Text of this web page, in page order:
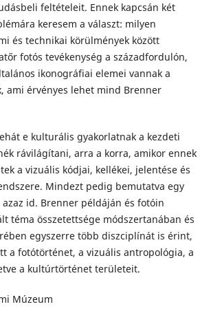
feltételeit. Ennek kapcsán két
keresem a választ: milyen
és technikai körülmények között
fotós tevékenység a századfordulón,
ikonográfiai elemei vannak a
ami érvényes lehet mind Brenner
e kulturális gyakorlatnak a kezdeti
rávilágítani, arra a korra, amikor ennek
a vizuális kódjai, kellékei, jelentése és
Mindezt pedig bemutatva egy
id. Brenner példáján és fotóin
téma összetettsége módszertanában és
egyszerre több diszciplínát is érint,
a fotótörténet, a vizuális antropológia, a
a kultúrtörténet területeit.
Múzeum